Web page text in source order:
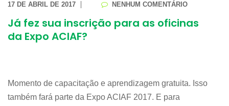
17 DE ABRIL DE 2017 NENHUM COMENTÁRIO
Já fez sua inscrição para as oficinas
da Expo ACIAF?
Momento de capacitação e aprendizagem gratuita. Isso
também fará parte da Expo ACIAF 2017. E para